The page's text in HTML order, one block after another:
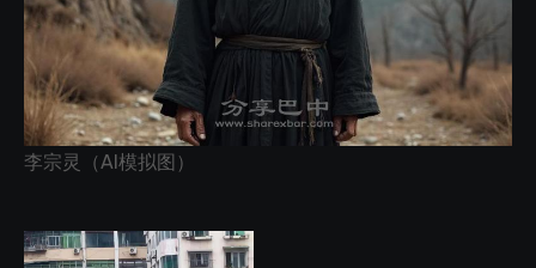
李宗灵（AI模拟图）